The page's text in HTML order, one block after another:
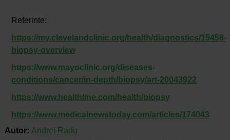
Referinte:
https://my.clevelandclinic.org/health/diagnostics/15458-
biopsy-overview
https://www.mayoclinic.org/diseases-
conditions/cancer/in-depth/biopsy/art-20043922
https://www.healthline.com/health/biopsy
https://www.medicalnewstoday.com/articles/174043
Autor: Andrei Radu